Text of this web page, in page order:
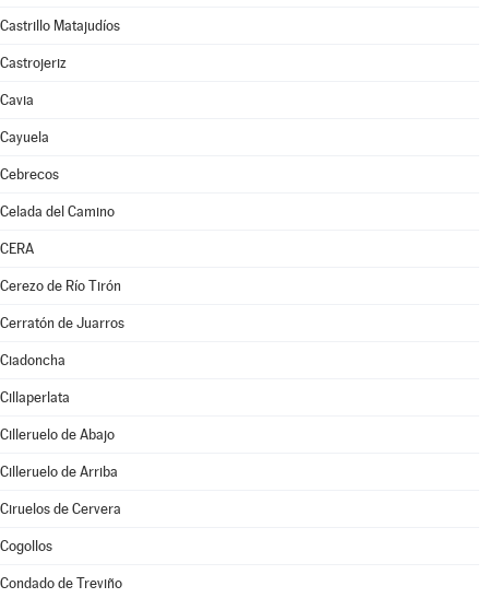
Castrillo Matajudíos
Castrojeriz
Cavia
Cayuela
Cebrecos
Celada del Camino
CERA
Cerezo de Río Tirón
Cerratón de Juarros
Ciadoncha
Cillaperlata
Cilleruelo de Abajo
Cilleruelo de Arriba
Ciruelos de Cervera
Cogollos
Condado de Treviño